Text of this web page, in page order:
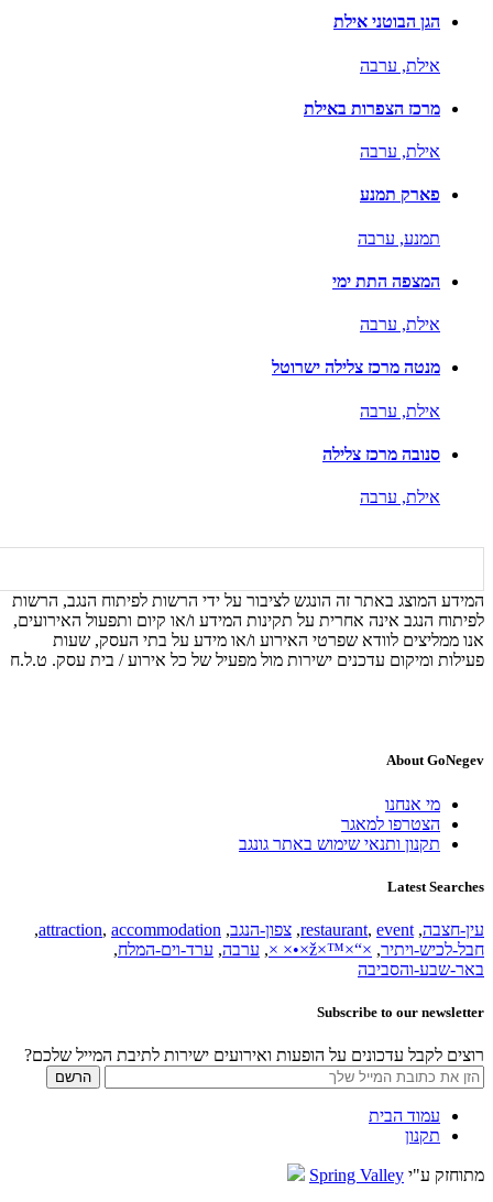
הגן הבוטני אילת
אילת, ערבה
מרכז הצפרות באילת
אילת, ערבה
פארק תמנע
תמנע, ערבה
המצפה התת ימי
אילת, ערבה
מנטה מרכז צלילה ישרוטל
אילת, ערבה
סנובה מרכז צלילה
אילת, ערבה
המידע המוצג באתר זה הונגש לציבור על ידי הרשות לפיתוח הנגב, הרשות
לפיתוח הנגב אינה אחרית על תקינות המידע ו/או קיום ותפעול האירועים,
אנו ממליצים לוודא שפרטי האירוע ו/או מידע על בתי העסק, שעות
פעילות ומיקום עדכנים ישירות מול מפעיל של כל אירוע / בית עסק. ט.ל.ח
About GoNegev
מי אנחנו
הצטרפו למאגר
תקנון ותנאי שימוש באתר גונגב
Latest Searches
עין-חצבה,
restaurant, event
, צפון-הנגב,
attraction, accommodation
,
חבל-לכיש-ויתיר,
×“×™×ž×•× ×
, ערבה, ערד-וים-המלח,
באר-שבע-והסביבה
Subscribe to our newsletter
רוצים לקבל עדכונים על הופעות ואירועים ישירות לתיבת המייל שלכם?
עמוד הבית
תקנון
מתוחזק ע"י Spring Valley